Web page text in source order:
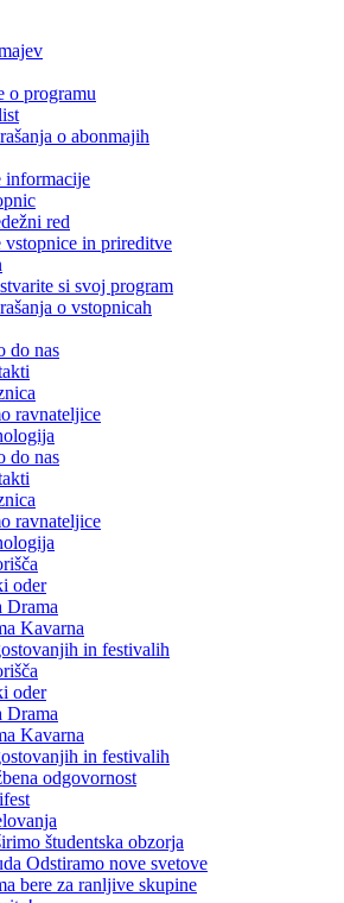
o programu
o abonmajih
informacije
red
vstopnice in prireditve
si svoj program
o vstopnicah
do nas
ravnateljice
do nas
ravnateljice
oder
Drama
Kavarna
in festivalih
oder
Drama
Kavarna
in festivalih
odgovornost
študentska obzorja
Odstiramo nove svetove
bere za ranljive skupine